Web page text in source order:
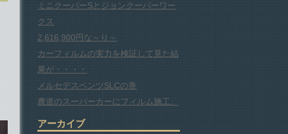
ミニクーパーSとジョンクーパーワー
クス
2,616,900円な～り～
カーフィルムの実力を検証して見た結
果が・・・・
メルセデスベンツSLCの巻
農道のスーパーカーにフィルム施工。
アーカイブ